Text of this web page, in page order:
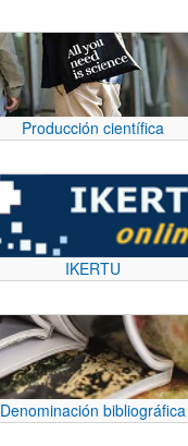
Producción científica
IKERTU
Denominación bibliográfica